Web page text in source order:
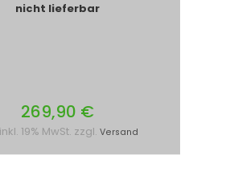
nicht lieferbar
269,90 €
19% MwSt. zzgl. Versand